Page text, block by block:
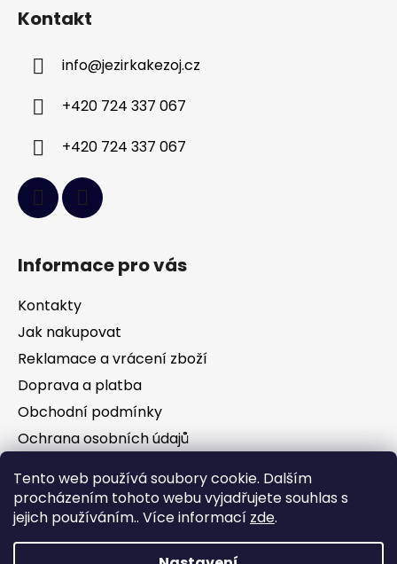
Tento web používá soubory cookie. Dalším
procházením tohoto webu vyjadřujete souhlas s
jejich používáním.. Více informací zde.
Kontakt
info@jezirkakezoj.cz
+420 724 337 067
+420 724 337 067
Informace pro vás
Kontakty
Jak nakupovat
Reklamace a vrácení zboží
Doprava a platba
Obchodní podmínky
Ochrana osobních údajů
Facebook